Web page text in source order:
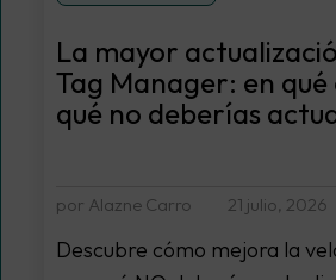
La mayor
Tag Manager: en
qué no deberías
por Alazne Carro 21 julio, 2026
Descubre cómo mejora la